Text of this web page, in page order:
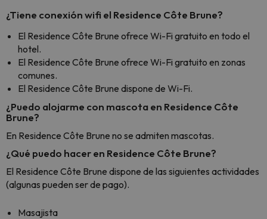
¿Tiene conexión wifi el Residence Côte Brune?
El Residence Côte Brune ofrece Wi-Fi gratuito en todo el
hotel.
El Residence Côte Brune ofrece Wi-Fi gratuito en zonas
comunes.
El Residence Côte Brune dispone de Wi-Fi.
¿Puedo alojarme con mascota en Residence Côte
Brune?
En Residence Côte Brune no se admiten mascotas.
¿Qué puedo hacer en Residence Côte Brune?
El Residence Côte Brune dispone de las siguientes actividades
(algunas pueden ser de pago).
Masajista